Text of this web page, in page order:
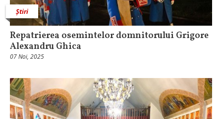
Știri
Repatrierea osemintelor domnitorului Grigore
Alexandru Ghica
07 Noi, 2025